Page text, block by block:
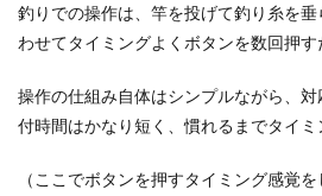
釣りでの操作は、竿を投げて釣り糸を
わせてタイミングよくボタンを数回押す
操作の仕組み自体はシンプルながら、
付時間はかなり短く、慣れるまでタイミ
（ここでボタンを押すタイミング感覚